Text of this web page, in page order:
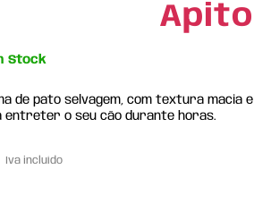
Apito
Stock
de pato selvagem, com textura macia e
o seu cão durante horas.
Iva incluído